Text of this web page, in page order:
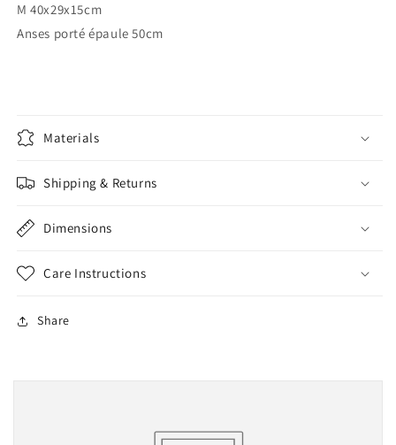
M 40x29x15cm
Anses porté épaule 50cm
Materials
Shipping & Returns
Dimensions
Care Instructions
Share